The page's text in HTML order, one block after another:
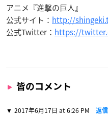
アニメ『進撃の巨人』
公式サイト： http://
公式Twitter： https://
皆のコメント
2017年6月17日 at 6:26 PM 返信